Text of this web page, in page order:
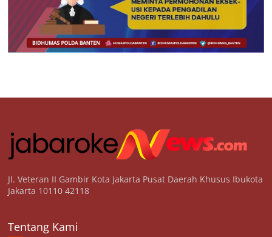
Jl. Veteran II Gambir Kota Jakarta Pusat Daerah Khusus Ibukota
Jakarta 10110 42118
Tentang Kami